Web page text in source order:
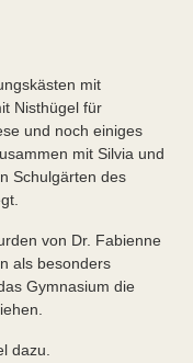
mit
Nisthügel für
und noch einiges
mit Silvia und
Schulgärten des
von Dr. Fabienne
als besonders
Gymnasium die
dazu.